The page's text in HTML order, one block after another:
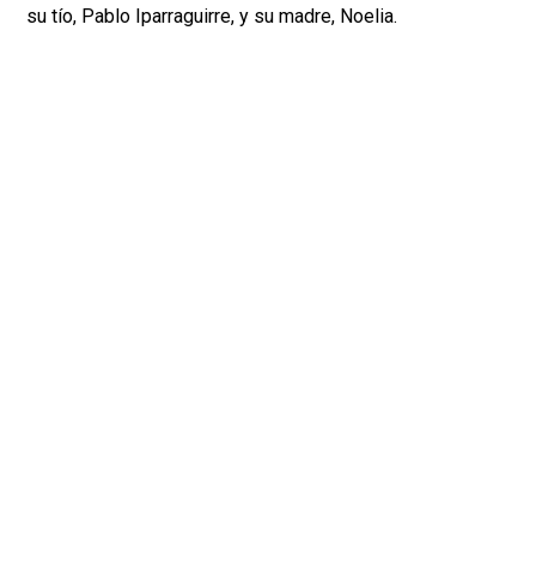
su tío, Pablo Iparraguirre, y su madre, Noelia.